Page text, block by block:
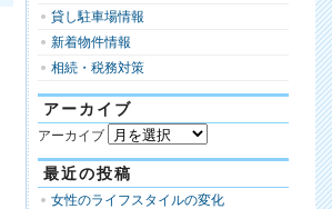
貸し駐車場情報
新着物件情報
相続・税務対策
アーカイブ
アーカイブ
最近の投稿
女性のライフスタイルの変化